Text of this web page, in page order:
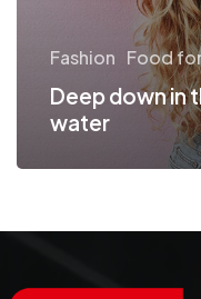
Fashion Food
Deep down in
water